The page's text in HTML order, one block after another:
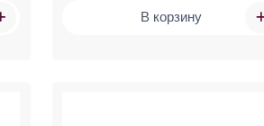
В корзину